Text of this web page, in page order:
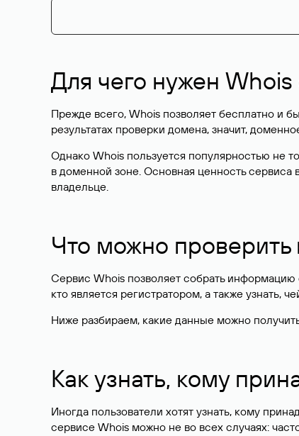
Для чего нужен
Прежде всего, Whois позволяет бесплатно и
результатах проверки домена, значит,
Однако Whois пользуется популярностью не
в доменной зоне. Основная ценность
владельце.
Что можно
Сервис Whois позволяет собрать информацию
кто является регистратором, а также узнать,
Ниже разбираем, какие данные можно
Как узнать, кому
Иногда пользователи хотят узнать, кому
сервисе Whois можно не во всех случаях: